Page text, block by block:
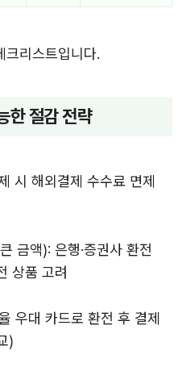
크리스트입니다.
한 절감 전략
시 해외결제 수수료 면제
금액): 은행·증권사 환전
상품 고려
우대 카드로 환전 후 결제
)